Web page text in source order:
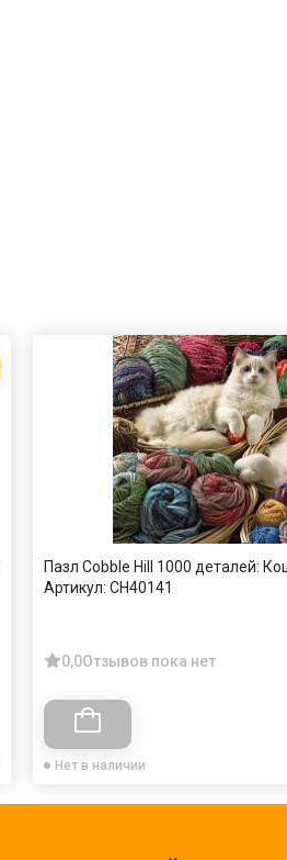
Пазл Cobble Hill 1000 деталей:
Артикул: CH40141
0,0Отзывов пока нет
Нет в наличии